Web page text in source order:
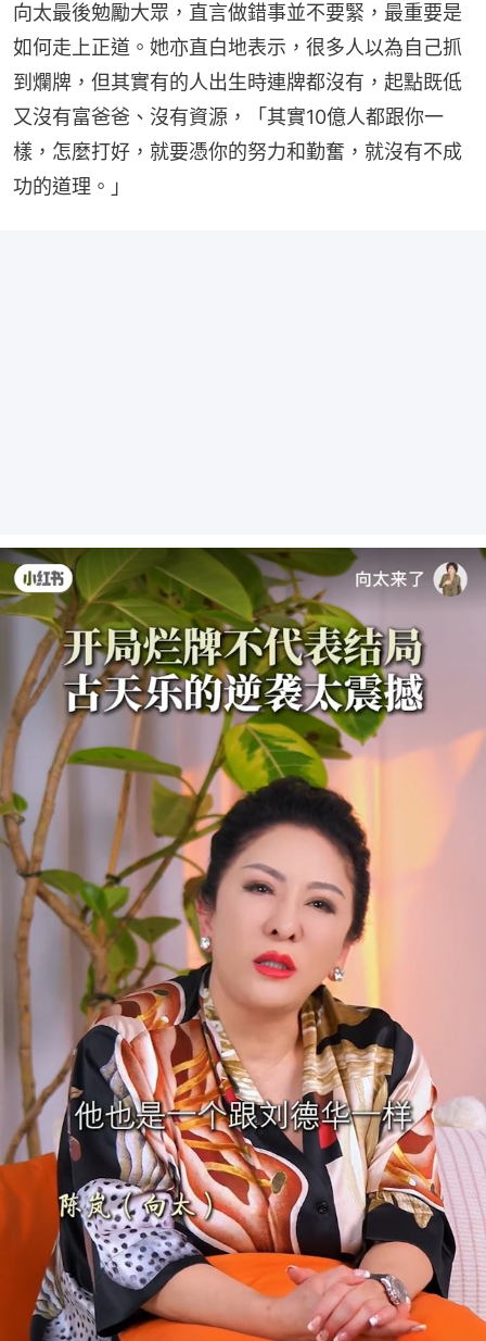
向太最後勉勵大眾，直言做錯事並不要緊，最重要是
如何走上正道。她亦直白地表示，很多人以為自己抓
到爛牌，但其實有的人出生時連牌都沒有，起點既低
又沒有富爸爸、沒有資源，「其實10億人都跟你一
樣，怎麼打好，就要憑你的努力和勤奮，就沒有不成
功的道理。」